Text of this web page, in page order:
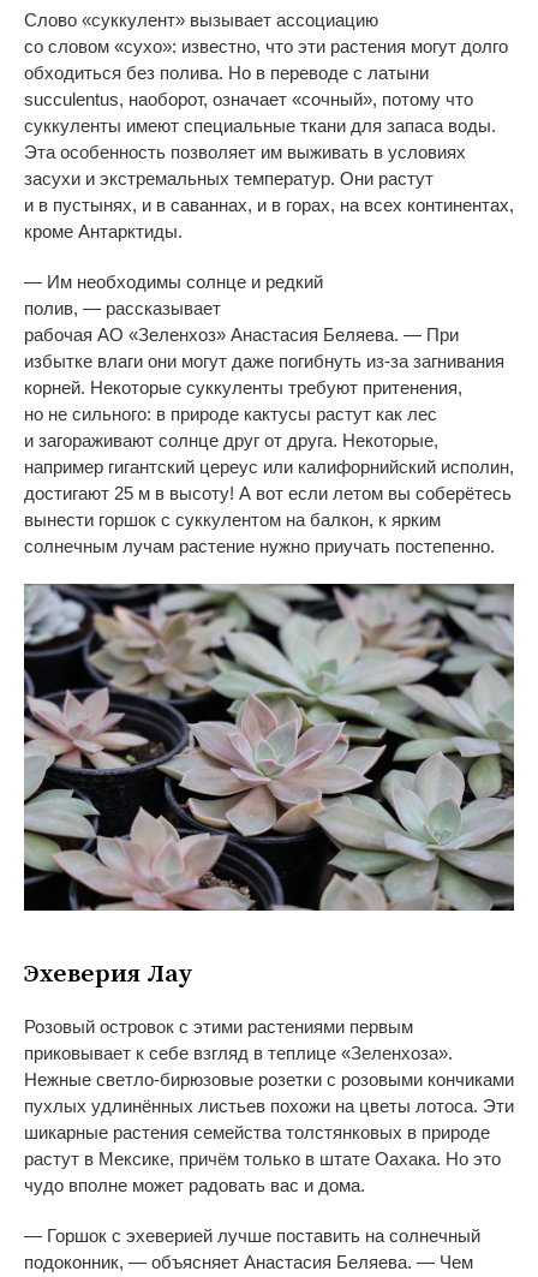
Слово «суккулент» вызывает ассоциацию
со словом «сухо»: известно, что эти растения могут долго
обходиться без полива. Но в переводе с латыни
succulentus, наоборот, означает «сочный», потому что
суккуленты имеют специальные ткани для запаса воды.
Эта особенность позволяет им выживать в условиях
засухи и экстремальных температур. Они растут
и в пустынях, и в саваннах, и в горах, на всех континентах,
кроме Антарктиды.
— Им необходимы солнце и редкий
полив, — рассказывает
рабочая АО «Зеленхоз» Анастасия Беляева. — При
избытке влаги они могут даже погибнуть из-за загнивания
корней. Некоторые суккуленты требуют притенения,
но не сильного: в природе кактусы растут как лес
и загораживают солнце друг от друга. Некоторые,
например гигантский цереус или калифорнийский исполин,
достигают 25 м в высоту! А вот если летом вы соберётесь
вынести горшок с суккулентом на балкон, к ярким
солнечным лучам растение нужно приучать постепенно.
Эхеверия Лау
Розовый островок с этими растениями первым
приковывает к себе взгляд в теплице «Зеленхоза».
Нежные светло-бирюзовые розетки с розовыми кончиками
пухлых удлинённых листьев похожи на цветы лотоса. Эти
шикарные растения семейства толстянковых в природе
растут в Мексике, причём только в штате Оахака. Но это
чудо вполне может радовать вас и дома.
— Горшок с эхеверией лучше поставить на солнечный
подоконник, — объясняет Анастасия Беляева. — Чем